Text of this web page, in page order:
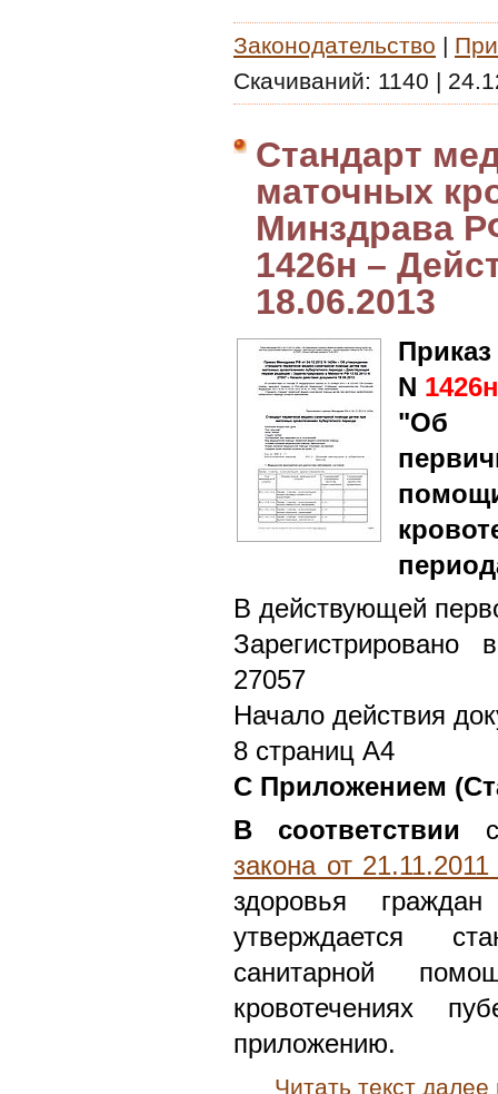
Законодательство |
Скачиваний: 1140 |
Стандарт
маточных
Минздрава
1426н –
18.06.2013
N 1426н
"Об
В действующей
27057
Начало действия
8 страниц А4
С Приложением
В соответствии
закона от
здоровья
утверждается
санитарной
кровотечениях
приложению.
Читать текст